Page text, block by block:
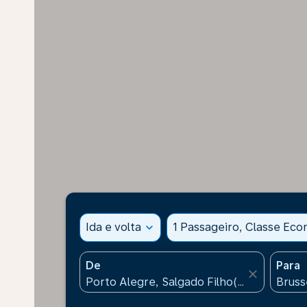
Ida e volta expand_more 1 Passageiro, Classe
De
close
Para